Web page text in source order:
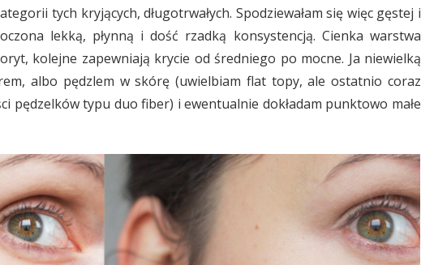
tych kryjących, długotrwałych. Spodziewałam się więc gęstej i
lekką, płynną i dość rzadką konsystencją. Cienka warstwa
kolejne zapewniają krycie od średniego po mocne. Ja niewielką
albo pędzlem w skórę (uwielbiam flat topy, ale ostatnio coraz
pędzelków typu duo fiber) i ewentualnie dokładam punktowo małe